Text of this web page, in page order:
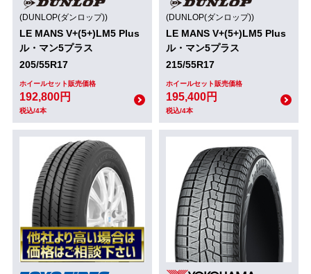
(DUNLOP(ダンロップ))
LE MANS V+(5+)LM5 Plus
ル・マン5プラス
205/55R17
ホイールセット販売価格
192,800円
税込/4本
(DUNLOP(ダンロップ))
LE MANS V+(5+)LM5 Plus
ル・マン5プラス
215/55R17
ホイールセット販売価格
195,400円
税込/4本